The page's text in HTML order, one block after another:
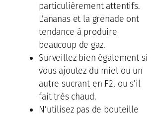
particulièrement attentifs.
L’ananas et la grenade ont
tendance à produire
beaucoup de gaz.
Surveillez bien également si
vous ajoutez du miel ou un
autre sucrant en F2, ou s’il
fait très chaud.
N’utilisez pas de bouteille